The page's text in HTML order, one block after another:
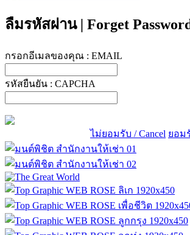
ลืมรหัสผ่าน | Forget
กรอกอีเมลของคุณ : EMAIL
รหัสยืนยัน : CAPCHA
ไม่ยอมรับ / Cancel ยอม